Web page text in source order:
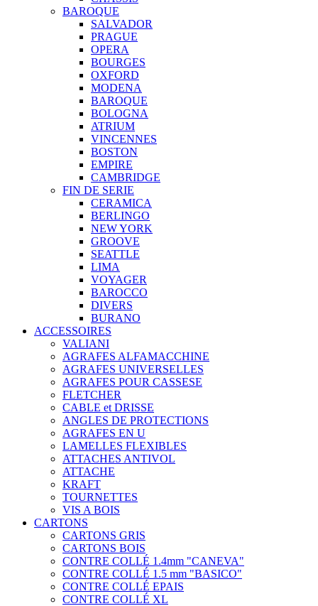
BAROQUE
SALVADOR
PRAGUE
OPERA
BOURGES
OXFORD
MODENA
BAROQUE
BOLOGNA
ATRIUM
VINCENNES
BOSTON
EMPIRE
CAMBRIDGE
FIN DE SERIE
CERAMICA
BERLINGO
NEW YORK
GROOVE
SEATTLE
LIMA
VOYAGER
BAROCCO
DIVERS
BURANO
ACCESSOIRES
VALIANI
AGRAFES ALFAMACCHINE
AGRAFES UNIVERSELLES
AGRAFES POUR CASSESE
FLETCHER
CABLE et DRISSE
ANGLES DE PROTECTIONS
AGRAFES EN U
LAMELLES FLEXIBLES
ATTACHES ANTIVOL
ATTACHE
KRAFT
TOURNETTES
VIS A BOIS
CARTONS
CARTONS GRIS
CARTONS BOIS
CONTRE COLLÉ 1.4mm "CANEVA"
CONTRE COLLÉ 1.5 mm "BASICO"
CONTRE COLLÉ EPAIS
CONTRE COLLÉ XL